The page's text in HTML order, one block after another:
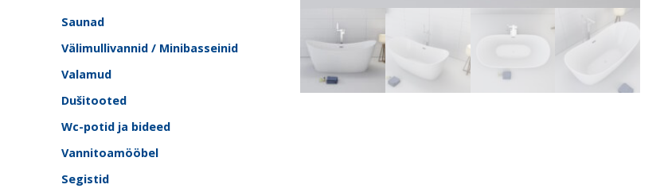
Saunad
Välimullivannid / Minibasseinid
Valamud
Dušitooted
Wc-potid ja bideed
Vannitoamööbel
Segistid